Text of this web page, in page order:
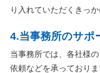
り入れていただくきっ
4.当事務所のサポ
当事務所では、各社様
依頼などを承っておりま